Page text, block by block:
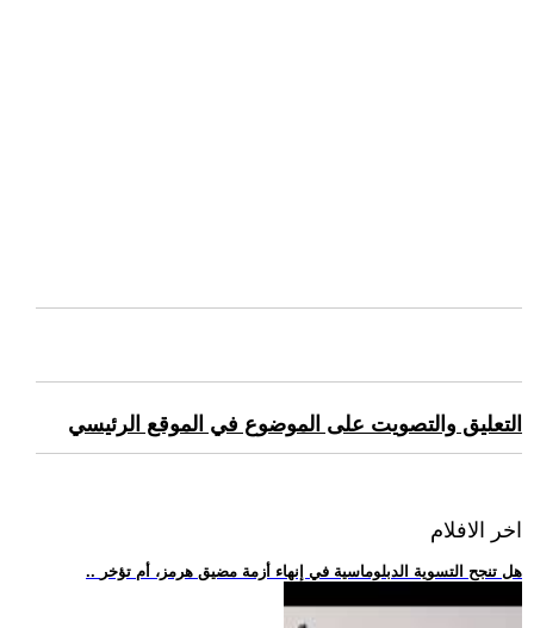
التعليق والتصويت على الموضوع في الموقع الرئيسي
اخر الافلام
.. هل تنجح التسوية الدبلوماسية في إنهاء أزمة مضيق هرمز، أم تؤخر